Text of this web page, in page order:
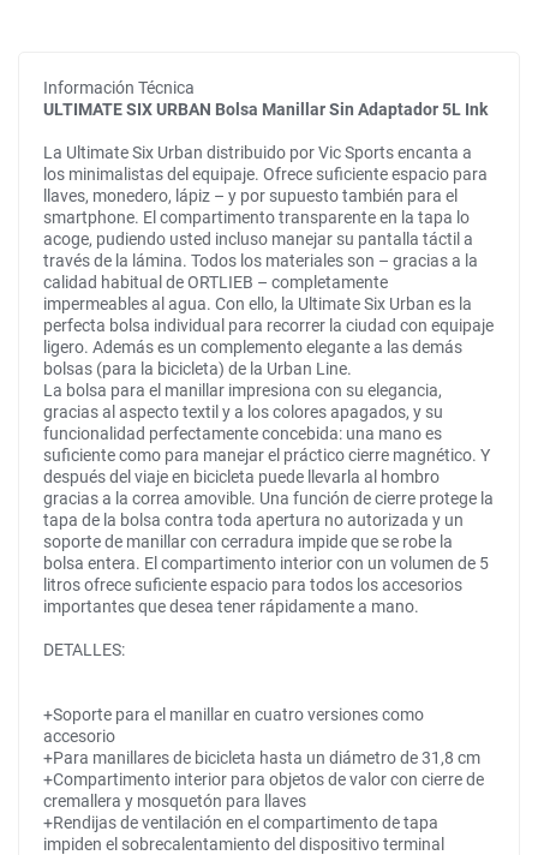
Información Técnica
ULTIMATE SIX URBAN Bolsa Manillar Sin Adaptador 5L Ink
La Ultimate Six Urban distribuido por Vic Sports encanta a
los minimalistas del equipaje. Ofrece suficiente espacio para
llaves, monedero, lápiz – y por supuesto también para el
smartphone. El compartimento transparente en la tapa lo
acoge, pudiendo usted incluso manejar su pantalla táctil a
través de la lámina. Todos los materiales son – gracias a la
calidad habitual de ORTLIEB – completamente
impermeables al agua. Con ello, la Ultimate Six Urban es la
perfecta bolsa individual para recorrer la ciudad con equipaje
ligero. Además es un complemento elegante a las demás
bolsas (para la bicicleta) de la Urban Line.
La bolsa para el manillar impresiona con su elegancia,
gracias al aspecto textil y a los colores apagados, y su
funcionalidad perfectamente concebida: una mano es
suficiente como para manejar el práctico cierre magnético. Y
después del viaje en bicicleta puede llevarla al hombro
gracias a la correa amovible. Una función de cierre protege la
tapa de la bolsa contra toda apertura no autorizada y un
soporte de manillar con cerradura impide que se robe la
bolsa entera. El compartimento interior con un volumen de 5
litros ofrece suficiente espacio para todos los accesorios
importantes que desea tener rápidamente a mano.
DETALLES:
+Soporte para el manillar en cuatro versiones como
accesorio
+Para manillares de bicicleta hasta un diámetro de 31,8 cm
+Compartimento interior para objetos de valor con cierre de
cremallera y mosquetón para llaves
+Rendijas de ventilación en el compartimento de tapa
impiden el sobrecalentamiento del dispositivo terminal